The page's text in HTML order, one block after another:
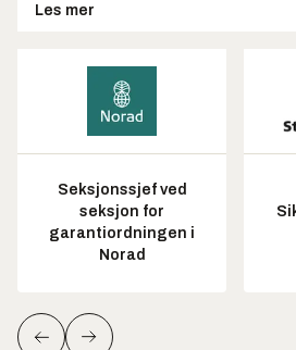
Les mer
Seksjonssjef ved
seksjon for
garantiordningen i
Norad